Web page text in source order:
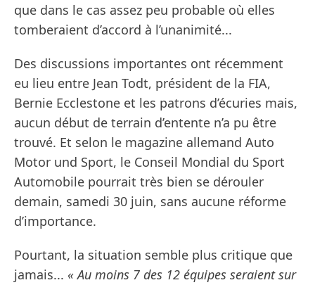
que dans le cas assez peu probable où elles
tomberaient d’accord à l’unanimité...
Des discussions importantes ont récemment
eu lieu entre Jean Todt, président de la FIA,
Bernie Ecclestone et les patrons d’écuries mais,
aucun début de terrain d’entente n’a pu être
trouvé. Et selon le magazine allemand Auto
Motor und Sport, le Conseil Mondial du Sport
Automobile pourrait très bien se dérouler
demain, samedi 30 juin, sans aucune réforme
d’importance.
Pourtant, la situation semble plus critique que
jamais... « Au moins 7 des 12 équipes seraient sur